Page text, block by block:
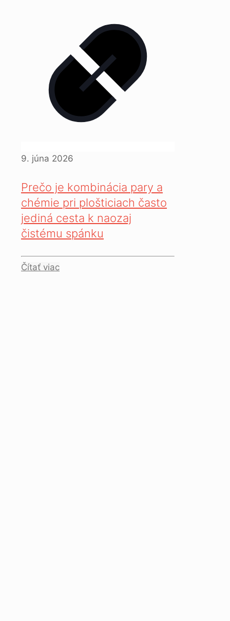
9. júna 2026
Prečo je kombinácia pary a
chémie pri plošticiach často
jediná cesta k naozaj
čistému spánku
Čítať viac